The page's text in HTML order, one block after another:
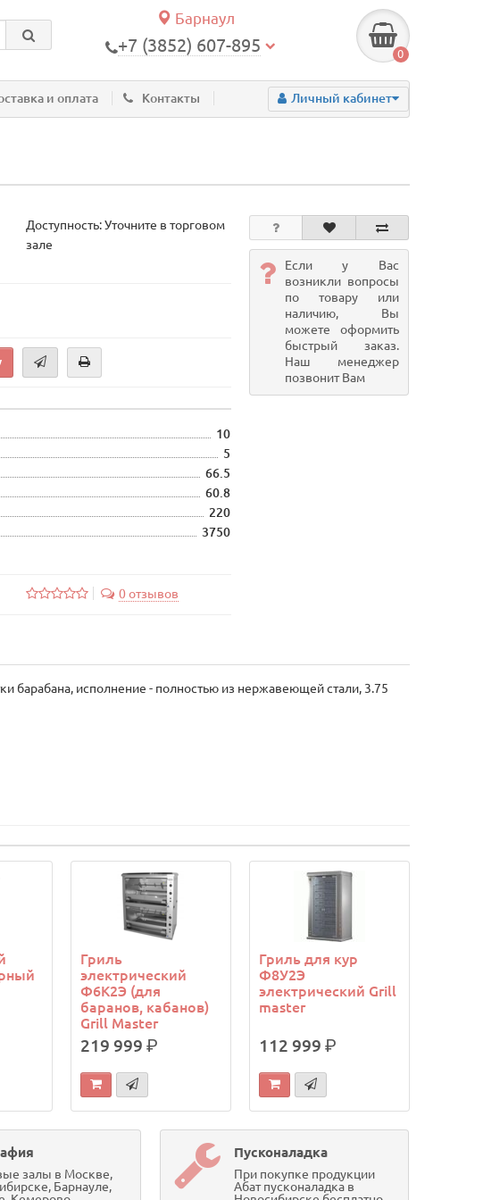
Барнаул
+7 (3852) 607-895 0
и оплата Контакты Личный кабинет
Доступность: Уточните в торговом
зале
10
5
66.5
60.8
220
3750
0 отзывов
Если у Вас
возникли вопросы
по товару или
наличию, Вы
можете оформить
быстрый заказ.
Наш менеджер
позвонит Вам
барабана, исполнение - полностью из нержавеющей стали, 3.75
Гриль
электрический
Ф6К2Э (для
баранов, кабанов)
Grill Master
219 999р.
Гриль для кур
Ф8У2Э
электрический Grill
master
112 999р.
залы в Москве,
Барнауле,
Пусконаладка
При покупке продукции
Абат пусконаладка в